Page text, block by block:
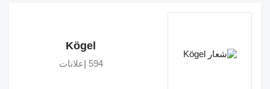
Kögel
594 إعلانات